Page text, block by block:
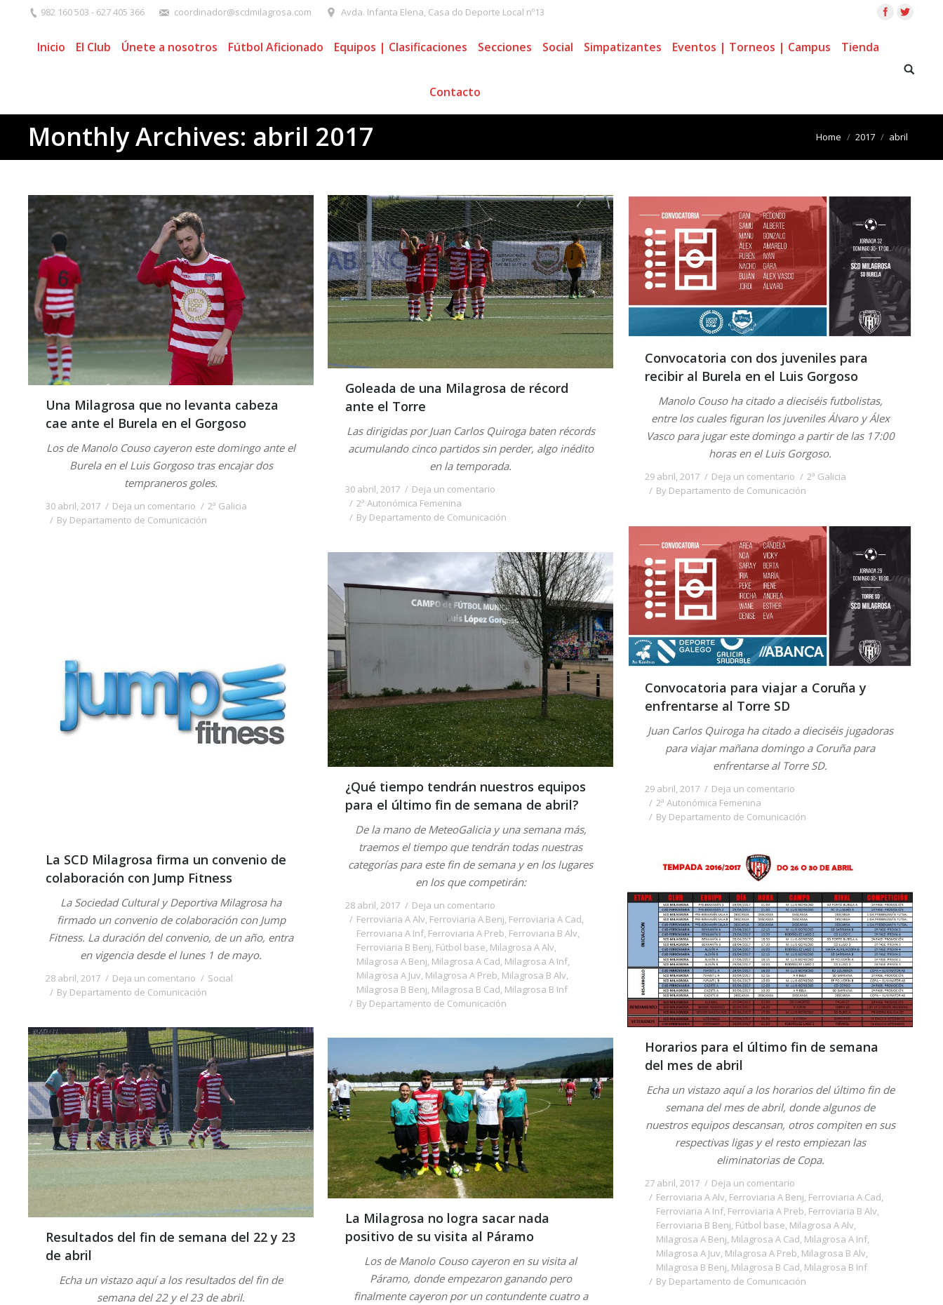
982 160 503 - 627 405 366 coordinador@scdmilagrosa.com Avda. Infanta Elena, Casa do Deporte Local nº13
Inicio El Club Únete a nosotros Fútbol Aficionado Equipos | Clasificaciones Secciones Social Simpatizantes Eventos | Torneos | Campus Tienda
Contacto
Monthly Archives: abril 2017 Home 2017 abril
Una Milagrosa que no levanta cabeza
cae ante el Burela en el Gorgoso
Los de Manolo Couso cayeron este domingo ante el
Burela en el Luis Gorgoso tras encajar dos
tempraneros goles.
30 abril, 2017 Deja un comentario
2ª Galicia
By Departamento de Comunicación
Goleada de una Milagrosa de récord
ante el Torre
Las dirigidas por Juan Carlos Quiroga baten récords
acumulando cinco partidos sin perder, algo inédito
en la temporada.
30 abril, 2017
Deja un comentario
2ª Autonómica Femenina
By Departamento de Comunicación
Convocatoria con dos juveniles para
recibir al Burela en el Luis Gorgoso
Manolo Couso ha citado a dieciséis futbolistas,
entre los cuales figuran los juveniles Álvaro y Álex
Vasco para jugar este domingo a partir de las 17:00
horas en el Luis Gorgoso.
29 abril, 2017 Deja un comentario
2ª Galicia
By Departamento de Comunicación
Convocatoria para viajar a Coruña y
enfrentarse al Torre SD
Juan Carlos Quiroga ha citado a dieciséis jugadoras
para viajar mañana domingo a Coruña para
enfrentarse al Torre SD.
29 abril, 2017
Deja un comentario
2ª Autonómica Femenina
By Departamento de Comunicación
¿Qué tiempo tendrán nuestros equipos
para el último fin de semana de abril?
De la mano de MeteoGalicia y una semana más,
traemos el tiempo que tendrán todas nuestras
categorías para este fin de semana y en los lugares
en los que competirán:
28 abril, 2017
Deja un comentario
Ferroviaria A Alv Ferroviaria A Benj Ferroviaria A Cad
Ferroviaria A Inf Ferroviaria A Preb Ferroviaria B Alv
Ferroviaria B Benj Fútbol base Milagrosa A Alv
Milagrosa A Benj Milagrosa A Cad Milagrosa A Inf
Milagrosa A Juv Milagrosa A Preb Milagrosa B Alv
Milagrosa B Benj Milagrosa B Cad Milagrosa B Inf
By Departamento de Comunicación
La SCD Milagrosa firma un convenio de
colaboración con Jump Fitness
La Sociedad Cultural y Deportiva Milagrosa ha
firmado un convenio de colaboración con Jump
Fitness. La duración del convenio, de un año, entra
en vigencia desde el lunes 1 de mayo.
28 abril, 2017 Deja un comentario
Social
By Departamento de Comunicación
Horarios para el último fin de semana
del mes de abril
Echa un vistazo aquí a los horarios del último fin de
semana del mes de abril, donde algunos de
nuestros equipos descansan, otros compiten en sus
respectivas ligas y el resto empiezan las
eliminatorias de Copa.
27 abril, 2017
Deja un comentario
Ferroviaria A Alv, Ferroviaria A Benj, Ferroviaria A Cad,
Ferroviaria A Inf, Ferroviaria A Preb, Ferroviaria B Alv,
Ferroviaria B Benj, Fútbol base, Milagrosa A Alv,
Milagrosa A Benj, Milagrosa A Cad, Milagrosa A Inf,
Milagrosa A Juv, Milagrosa A Preb, Milagrosa B Alv,
Milagrosa B Benj, Milagrosa B Cad, Milagrosa B Inf
By Departamento de Comunicación
Resultados del fin de semana del 22 y 23
de abril
Echa un vistazo aquí a los resultados del fin de
semana del 22 y el 23 de abril.
La Milagrosa no logra sacar nada
positivo de su visita al Páramo
Los de Manolo Couso cayeron en su visita al
Páramo, donde empezaron ganando pero
finalmente cayeron por un contundente cuatro a